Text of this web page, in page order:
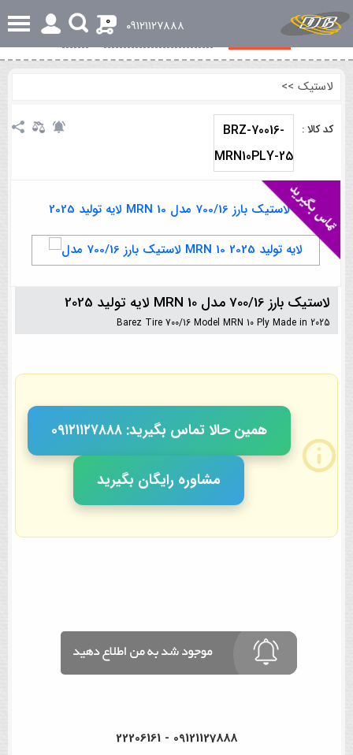
٠٩١٢١١٢٧٨٨٨ 0
مشخصات کلی بررسی تخصصی و اجمالی نظرات
لاستیک >>
کد کالا :
BRZ-70016-
MRN10PLY-25
لاستیک بارز 700/16 مدل MRN 10 لایه تولید 2025
Barez Tire 700/16 Model MRN 10 Ply Made in 2025
همین حالا تماس بگیرید: ٠٩١٢١١٢٧٨٨٨
مشاوره رایگان بگیرید
09121127888 - 22206161